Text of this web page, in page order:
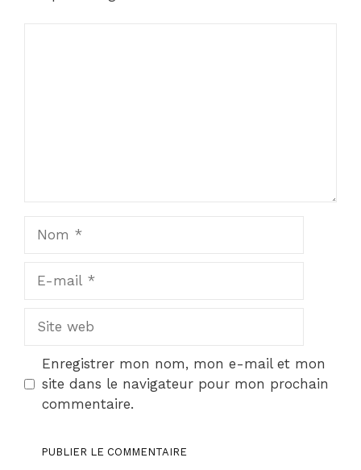
Site
Enregistrer mon nom, mon e-mail et mon
site dans le navigateur pour mon prochain
commentaire.